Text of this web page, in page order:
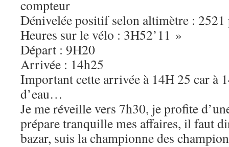
compteur
Dénivelée positif selon altimètre : 2521
Heures sur le vélo : 3H52’11 »
Départ : 9H20
Arrivée : 14h25
Important cette arrivée à 14H 25 car à
d’eau…
Je me réveille vers 7h30, je profite
prépare tranquille mes affaires, il faut
bazar, suis la championne des